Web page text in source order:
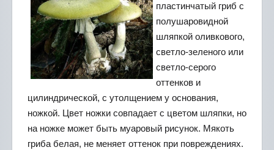
пластинчатый гриб с
полушаровидной
шляпкой оливкового,
светло-зеленого или
светло-серого
оттенков и
цилиндрической, с утолщением у основания,
ножкой. Цвет ножки совпадает с цветом шляпки, но
на ножке может быть муаровый рисунок. Мякоть
гриба белая, не меняет оттенок при повреждениях.